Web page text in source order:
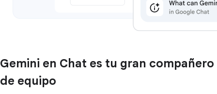
Gemini en Chat es tu gran compañero
de equipo